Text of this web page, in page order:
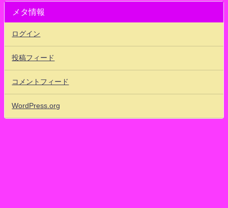
メタ情報
ログイン
投稿フィード
コメントフィード
WordPress.org